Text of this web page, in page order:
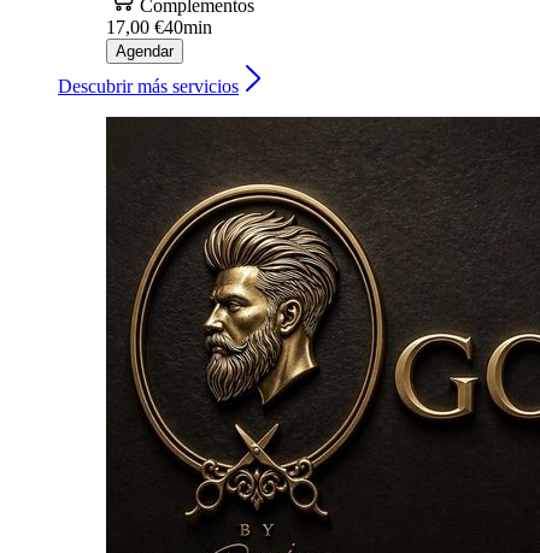
Complementos
17,00 €40min
Agendar
Descubrir más servicios